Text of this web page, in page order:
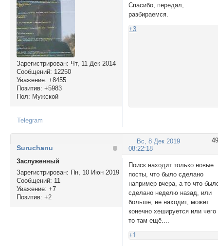
Зарегистрирован: Чт, 11 Дек 2014
Сообщений: 12250
Уважение: +8455
Позитив: +5983
Пол: Мужской
Спасибо, передал,
разбираемся.
+3
Telegram
49
Вс, 8 Дек 2019
08:22:18
Suruchanu
Заслуженный
Зарегистрирован: Пн, 10 Июн 2019
Сообщений: 11
Уважение: +7
Позитив: +2
Поиск находит только новые
посты, что было сделано
например вчера, а то что
сделано неделю назад, или
больше, не находит, может
конечно хешируется или чего
то там ещё....
+1